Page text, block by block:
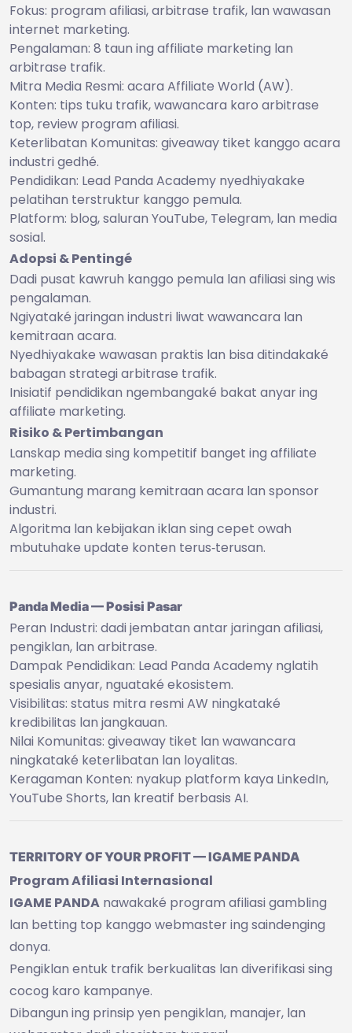
Fokus: program afiliasi, arbitrase trafik, lan wawasan
internet marketing.
Pengalaman: 8 taun ing affiliate marketing lan
arbitrase trafik.
Mitra Media Resmi: acara Affiliate World (AW).
Konten: tips tuku trafik, wawancara karo arbitrase
top, review program afiliasi.
Keterlibatan Komunitas: giveaway tiket kanggo acara
industri gedhé.
Pendidikan: Lead Panda Academy nyedhiyakake
pelatihan terstruktur kanggo pemula.
Platform: blog, saluran YouTube, Telegram, lan media
sosial.
Adopsi & Pentingé
Dadi pusat kawruh kanggo pemula lan afiliasi sing wis
pengalaman.
Ngiyataké jaringan industri liwat wawancara lan
kemitraan acara.
Nyedhiyakake wawasan praktis lan bisa ditindakaké
babagan strategi arbitrase trafik.
Inisiatif pendidikan ngembangaké bakat anyar ing
affiliate marketing.
Risiko & Pertimbangan
Lanskap media sing kompetitif banget ing affiliate
marketing.
Gumantung marang kemitraan acara lan sponsor
industri.
Algoritma lan kebijakan iklan sing cepet owah
mbutuhake update konten terus‑terusan.
Panda Media — Posisi Pasar
Peran Industri: dadi jembatan antar jaringan afiliasi,
pengiklan, lan arbitrase.
Dampak Pendidikan: Lead Panda Academy nglatih
spesialis anyar, nguataké ekosistem.
Visibilitas: status mitra resmi AW ningkataké
kredibilitas lan jangkauan.
Nilai Komunitas: giveaway tiket lan wawancara
ningkataké keterlibatan lan loyalitas.
Keragaman Konten: nyakup platform kaya LinkedIn,
YouTube Shorts, lan kreatif berbasis AI.
TERRITORY OF YOUR PROFIT — IGAME PANDA
Program Afiliasi Internasional
IGAME PANDA nawakaké program afiliasi gambling
lan betting top kanggo webmaster ing saindenging
donya.
Pengiklan entuk trafik berkualitas lan diverifikasi sing
cocog karo kampanye.
Dibangun ing prinsip yen pengiklan, manajer, lan